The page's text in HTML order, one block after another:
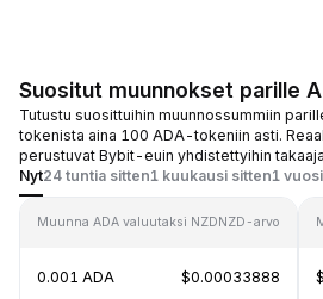
Suositut muunnokset parille
Tutustu suosittuihin muunnossummiin
tokenista aina 100 ADA-tokeniin asti.
perustuvat Bybit-euin yhdistettyihin
Nyt24 tuntia sitten1 kuukausi sitten1
Muunna ADA valuutaksi NZDNZD-arvo
0.001 ADA $0.00033888